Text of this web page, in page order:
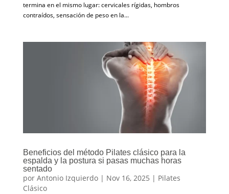
termina en el mismo lugar: cervicales rígidas, hombros
contraídos, sensación de peso en la...
Beneficios del método Pilates clásico para la
espalda y la postura si pasas muchas horas
sentado
por Antonio Izquierdo| Nov 16, 2025 | Pilates
Clásico